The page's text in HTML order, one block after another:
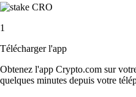
1
Télécharger l'app
Obtenez l'app Crypto.com sur
quelques minutes depuis votre